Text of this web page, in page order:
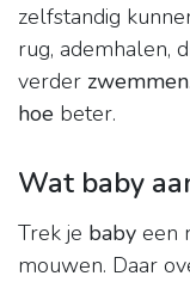
zelfstandig
rug, ademhalen,
verder zwemmen
hoe beter.
Wat baby
Trek je baby een
mouwen. Daar